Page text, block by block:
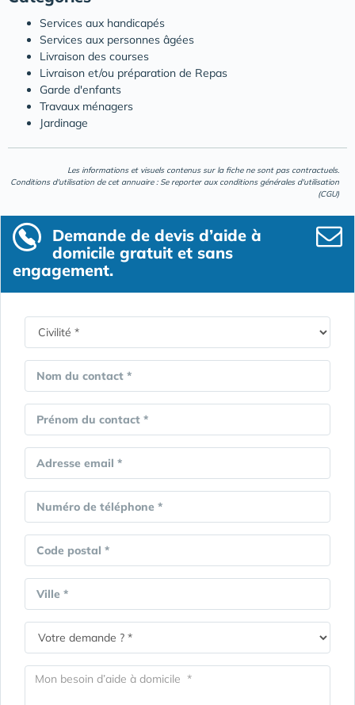
Services aux handicapés
Services aux personnes âgées
Livraison des courses
Livraison et/ou préparation de Repas
Garde d'enfants
Travaux ménagers
Jardinage
Les informations et visuels contenus sur la fiche ne sont pas contractuels.
Conditions d'utilisation de cet annuaire : Se reporter aux conditions générales d'utilisation
(CGU)
Demande de devis d’aide à
domicile gratuit et sans
engagement.
Nom du contact *
Prénom du contact *
Adresse email *
Numéro de téléphone *
Code postal *
Ville *